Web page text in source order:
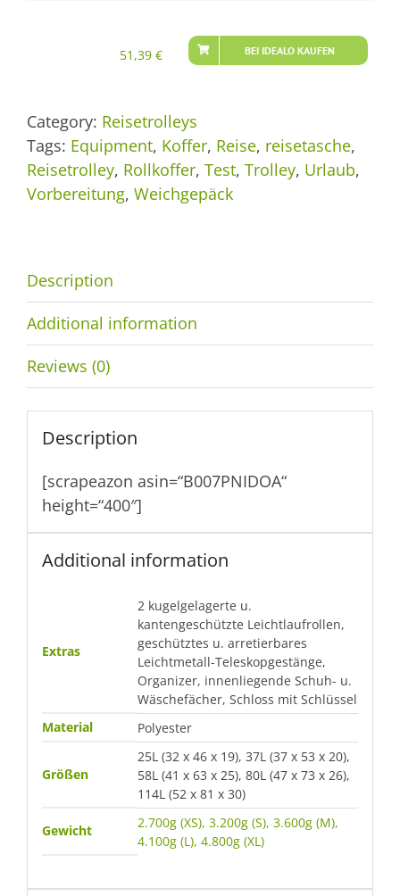
51,39 € BEI IDEALO KAUFEN
Category: Reisetrolleys
Tags: Equipment, Koffer, Reise, reisetasche,
Reisetrolley, Rollkoffer, Test, Trolley, Urlaub,
Vorbereitung, Weichgepäck
Description
Additional information
Reviews (0)
Description
[scrapeazon asin=“B007PNIDOA“
height=“400″]
Additional information
Extras
2 kugelgelagerte u.
kantengeschützte Leichtlaufrollen,
geschütztes u. arretierbares
Leichtmetall-Teleskopgestänge,
Organizer, innenliegende Schuh- u.
Wäschefächer, Schloss mit Schlüssel
Material
Polyester
Größen
25L (32 x 46 x 19), 37L (37 x 53 x 20),
58L (41 x 63 x 25), 80L (47 x 73 x 26),
114L (52 x 81 x 30)
Gewicht
2.700g (XS), 3.200g (S), 3.600g (M),
4.100g (L), 4.800g (XL)